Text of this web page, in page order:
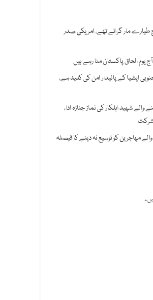
طیارے مار گرائے تھے، امریکی صدر
ایشیا کے پائیدار امن کی کلید ہے،
والے شہید اہلکار کی نماز جنازہ ادا،
مہاجرین کو توسیع نہ دینے کا فیصلہ